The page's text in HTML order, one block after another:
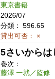
東京書籍
2026/07
分類：
596.65
貸出可否：
×
5さいからは
巻次：
藤澤 一就／監修